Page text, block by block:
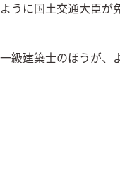
うに国土交通大臣
級建築士のほうが、